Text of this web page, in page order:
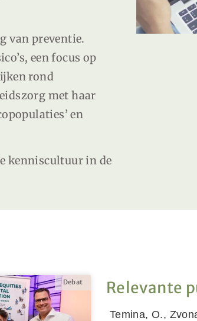
van preventie.
een focus op
rond
met haar
en
kenniscultuur in de
Debat Relevante
Temina, O.,